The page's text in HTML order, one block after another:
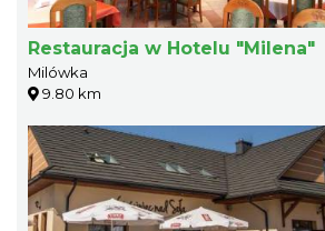
Restauracja w Hotelu "Milena"
Milówka
9.80 km